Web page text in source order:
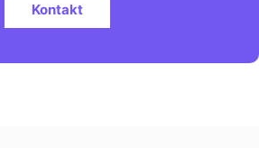
Kontakt